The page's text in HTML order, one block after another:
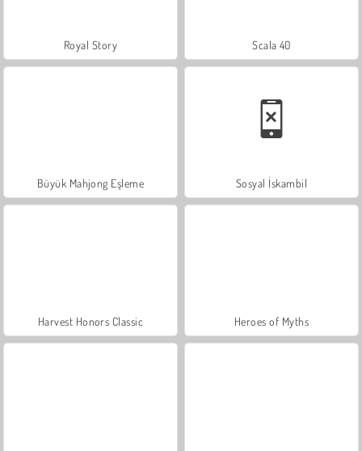
Royal Story Scala 40
Büyük Mahjong Eşleme Sosyal İskambil
Harvest Honors Classic Heroes of Myths